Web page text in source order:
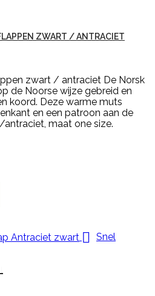
ZWART / ANTRACIET
zwart / antraciet De Norsk
de Noorse wijze gebreid en
koord. Deze warme muts
en een patroon aan de
maat one size.

Snel